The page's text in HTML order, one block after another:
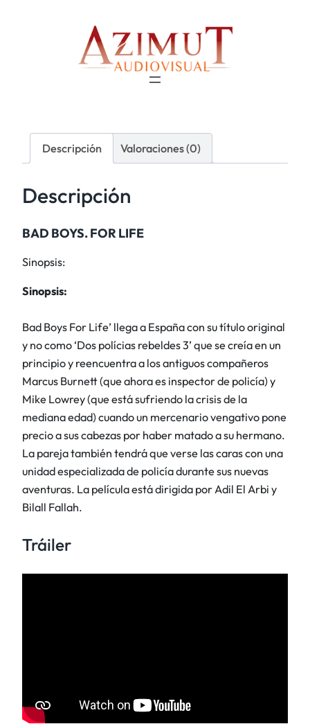
Descripción Valoraciones (0)
Descripción
BAD BOYS. FOR LIFE
Sinopsis:
Sinopsis:
Bad Boys For Life’ llega a España con su título original
y no como ‘Dos polícias rebeldes 3’ que se creía en un
principio y reencuentra a los antiguos compañeros
Marcus Burnett (que ahora es inspector de policía) y
Mike Lowrey (que está sufriendo la crisis de la
mediana edad) cuando un mercenario vengativo pone
precio a sus cabezas por haber matado a su hermano.
La pareja también tendrá que verse las caras con una
unidad especializada de policía durante sus nuevas
aventuras. La película está dirigida por Adil El Arbi y
Bilall Fallah.
Tráiler